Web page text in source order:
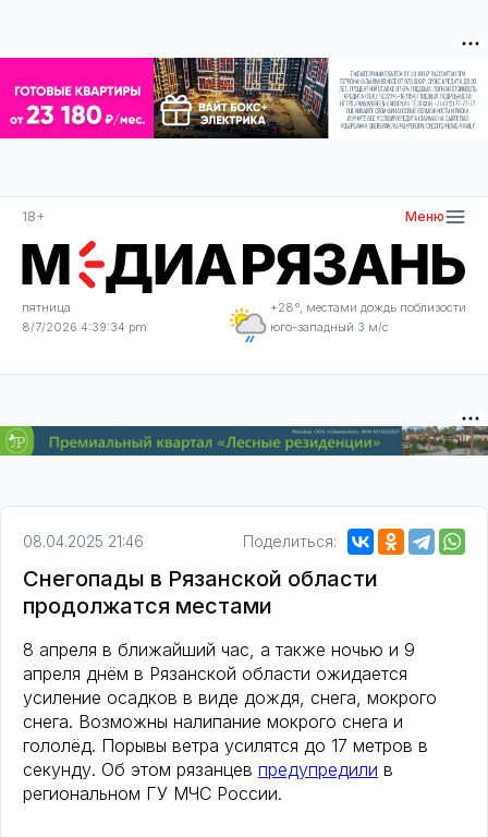
18+ Меню
пятница
8/7/2026 4:39:34 pm
+28°, местами дождь поблизости
юго-западный 3 м/с
08.04.2025 21:46 Поделиться:
Снегопады в Рязанской области
продолжатся местами
8 апреля в ближайший час, а также ночью и 9
апреля днём в Рязанской области ожидается
усиление осадков в виде дождя, снега, мокрого
снега. Возможны налипание мокрого снега и
гололёд. Порывы ветра усилятся до 17 метров в
секунду. Об этом рязанцев предупредили в
региональном ГУ МЧС России.